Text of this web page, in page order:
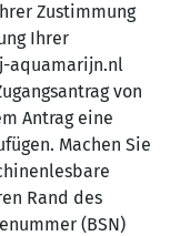
Zustimmung
Ihrer
aquamarijn.nl
von
Antrag eine
Machen Sie
Rand des
(BSN)